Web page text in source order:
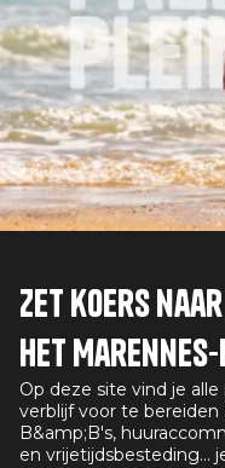
Zet koers
het
Op deze site vind je
verblijf voor te
B&amp;B's,
en vrijetijdsbesteding...